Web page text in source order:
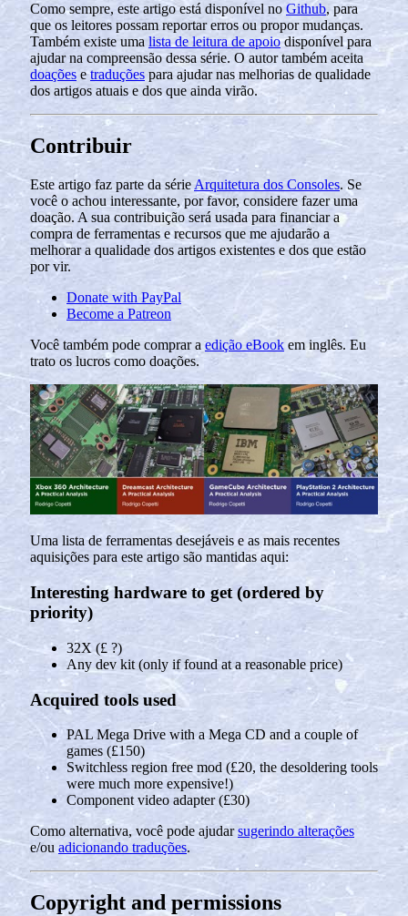
Como sempre, este artigo está disponível no Github, para
que os leitores possam reportar erros ou propor mudanças.
Também existe uma lista de leitura de apoiodisponível para
ajudar na compreensão dessa série. O autor também aceita
doações etraduções para ajudar nas melhorias de qualidade
dos artigos atuais e dos que ainda virão.
Contribuir
Este artigo faz parte da série Arquitetura dos Consoles. Se
você o achou interessante, por favor, considere fazer uma
doação. A sua contribuição será usada para financiar a
compra de ferramentas e recursos que me ajudarão a
melhorar a qualidade dos artigos existentes e dos que estão
por vir.
Donate with PayPal
Become a Patreon
Você também pode comprar a edição eBook em inglês. Eu
trato os lucros como doações.
Uma lista de ferramentas desejáveis e as mais recentes
aquisições para este artigo são mantidas aqui:
Interesting hardware to get (ordered by
priority)
32X (£ ?)
Any dev kit (only if found at a reasonable price)
Acquired tools used
PAL Mega Drive with a Mega CD and a couple of
games (£150)
Switchless region free mod (£20, the desoldering tools
were much more expensive!)
Component video adapter (£30)
Como alternativa, você pode ajudarsugerindo alterações
e/ou adicionando traduções.
Copyright and permissions